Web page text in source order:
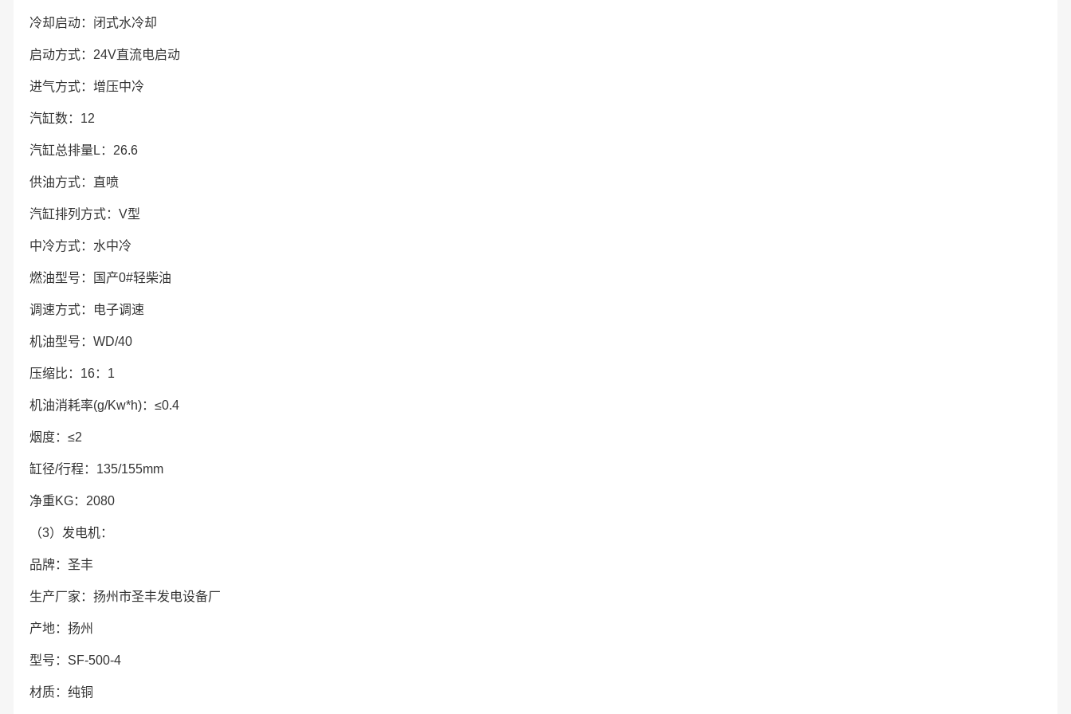
冷却启动：闭式水冷却
启动方式：24V直流电启动
进气方式：增压中冷
汽缸数：12
汽缸总排量L：26.6
供油方式：直喷
汽缸排列方式：V型
中冷方式：水中冷
燃油型号：国产0#轻柴油
调速方式：电子调速
机油型号：WD/40
压缩比：16：1
机油消耗率(g/Kw*h)：≤0.4
烟度：≤2
缸径/行程：135/155mm
净重KG：2080
（3）发电机：
品牌：圣丰
生产厂家：扬州市圣丰发电设备厂
产地：扬州
型号：SF-500-4
材质：纯铜